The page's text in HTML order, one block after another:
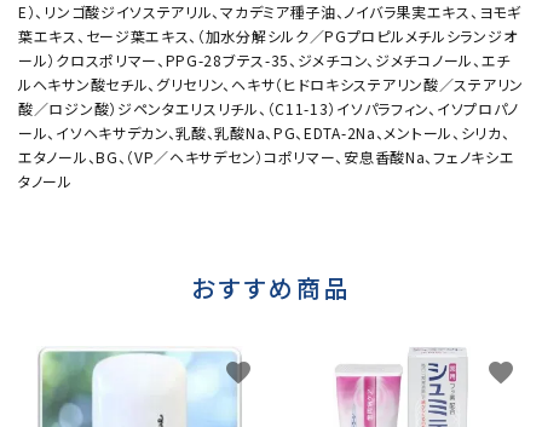
E）、リンゴ酸ジイソステアリル、マカデミア種子油、ノイバラ果実エキス、ヨモギ
葉エキス、セージ葉エキス、（加水分解シルク／PGプロピルメチルシランジオ
ール）クロスポリマー、PPG-28ブテス-35、ジメチコン、ジメチコノール、エチ
ルヘキサン酸セチル、グリセリン、ヘキサ（ヒドロキシステアリン酸／ステアリン
酸／ロジン酸）ジペンタエリスリチル、（C11-13）イソパラフィン、イソプロパノ
ール、イソヘキサデカン、乳酸、乳酸Na、PG、EDTA-2Na、メントール、シリカ、
エタノール、BG、（VP／ヘキサデセン）コポリマー、安息香酸Na、フェノキシエ
タノール
おすすめ商品
favorite favorite